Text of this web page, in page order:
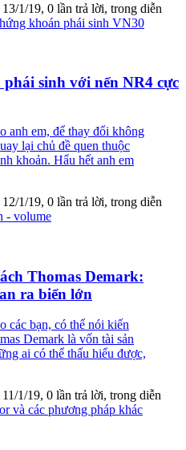
13/1/19, 0 lần trả lời, trong diễn
khoán phái sinh VN30
sinh với nến NR4 cực
anh em, để thay đổi không
lại chủ đề quen thuộc
khoản. Hẩu hết anh em
12/1/19, 0 lần trả lời, trong diễn
- volume
Thomas Demark:
ra biển lớn
các bạn, có thể nói kiến
Demark là vốn tài sản
ai có thể thấu hiểu được,
11/1/19, 0 lần trả lời, trong diễn
và các phương pháp khác